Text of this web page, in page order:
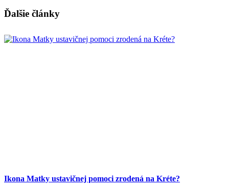
Ďalšie články
Ikona Matky ustavičnej pomoci zrodená na Kréte?